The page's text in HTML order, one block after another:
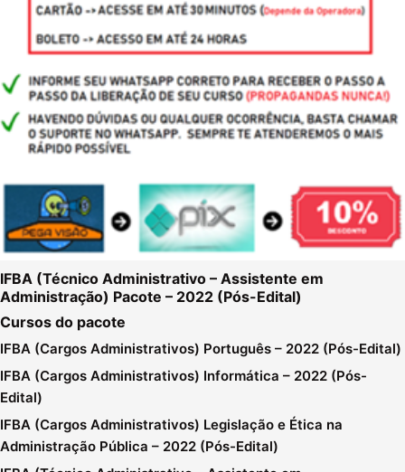
IFBA (Técnico Administrativo – Assistente em
Administração) Pacote – 2022 (Pós-Edital)
Cursos do pacote
IFBA (Cargos Administrativos) Português – 2022 (Pós-Edital)
IFBA (Cargos Administrativos) Informática – 2022 (Pós-
Edital)
IFBA (Cargos Administrativos) Legislação e Ética na
Administração Pública – 2022 (Pós-Edital)